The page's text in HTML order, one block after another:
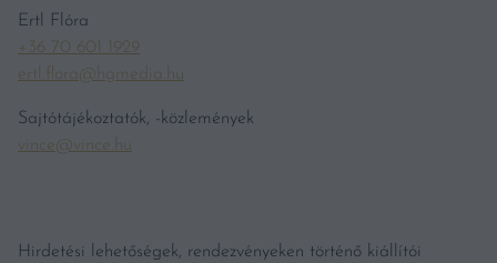
Ertl Flóra
+36 70 601 1929
ertl.flora@hgmedia.hu
Sajtótájékoztatók, -közlemények
vince@vince.hu
Hirdetési lehetőségek, rendezvényeken történő kiállítói